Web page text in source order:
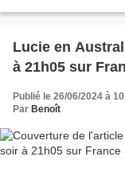
Lucie en
à 21h05 sur
Publié le 26/06/2024 à
Par Benoît